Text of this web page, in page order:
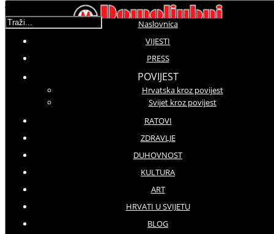
Naslovnica
VIJESTI
PRESS
POVIJEST
Hrvatska kroz povijest
Svijet kroz povijest
RATOVI
ZDRAVLJE
DUHOVNOST
KULTURA
ART
HRVATI U SVIJETU
BLOG
Traži...
ART
Potkategorije
MambArt
UCM